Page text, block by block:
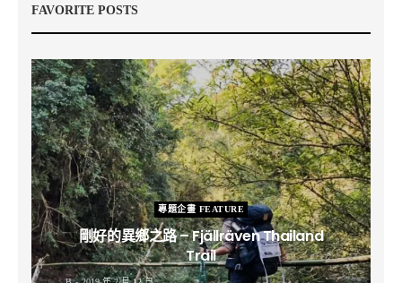
FAVORITE POSTS
專題企畫 FEATURE
剛好的異鄉之路 – Fjällräven Thailand
Trail